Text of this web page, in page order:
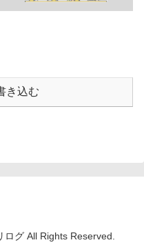
き込む
グ All Rights Reserved.